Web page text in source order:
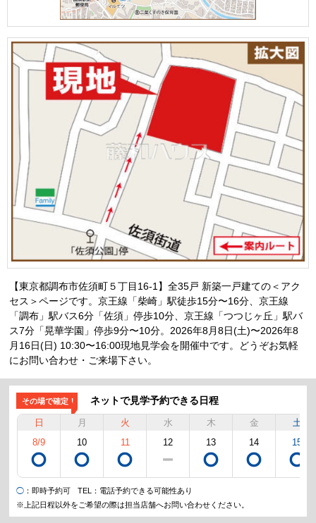
【東京都調布市佐須町５丁目16‐1】全35戸 新築一戸建ての＜アク
セス＞ページです。京王線「柴崎」駅徒歩15分〜16分、京王線
「調布」駅バス6分「佐須」停歩10分、京王線「つつじヶ丘」駅バ
ス7分「晃華学園」停歩9分〜10分。2026年8月8日(土)〜2026年8
月16日(日) 10:30〜16:00現地見学会を開催中です。どうぞお気軽
にお問い合わせ・ご来場下さい。
その場で確定！ ネットで見学予約できる日程
日
8/9
月
10
火
11
水
12
木
13
金
14
土
15
◯ ：即時予約可 TEL
：電話予約できる可能性あり
※上記日程以外をご希望の際は担当店舗へお問い合わせください。